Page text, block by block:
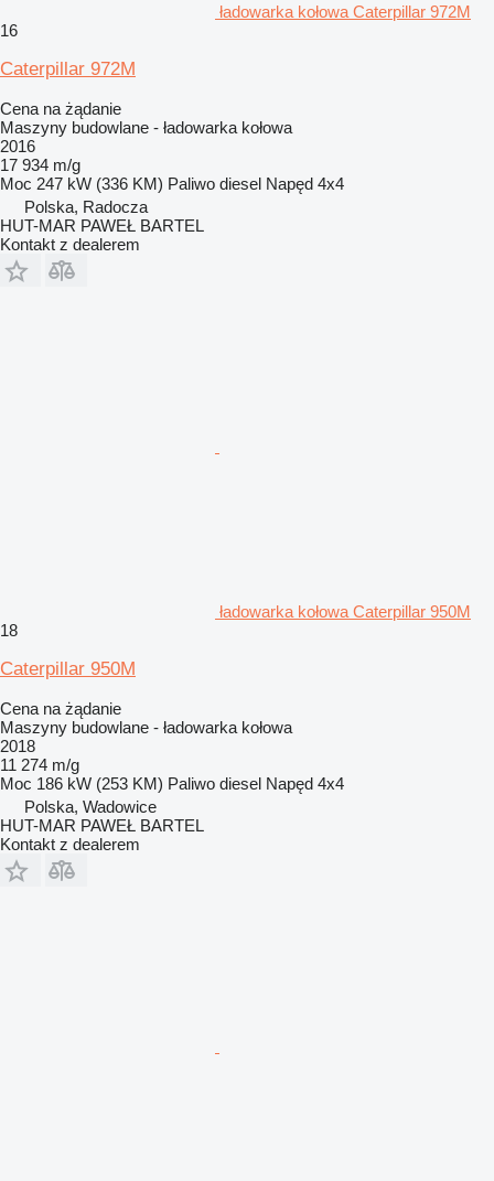
ładowarka kołowa Caterpillar 972M
16
Caterpillar 972M
Cena na żądanie
Maszyny budowlane - ładowarka kołowa
2016
17 934 m/g
Moc 247 kW (336 KM) Paliwo diesel Napęd 4x4
Polska, Radocza
HUT-MAR PAWEŁ BARTEL
Kontakt z dealerem
ładowarka kołowa Caterpillar 950M
18
Caterpillar 950M
Cena na żądanie
Maszyny budowlane - ładowarka kołowa
2018
11 274 m/g
Moc 186 kW (253 KM) Paliwo diesel Napęd 4x4
Polska, Wadowice
HUT-MAR PAWEŁ BARTEL
Kontakt z dealerem